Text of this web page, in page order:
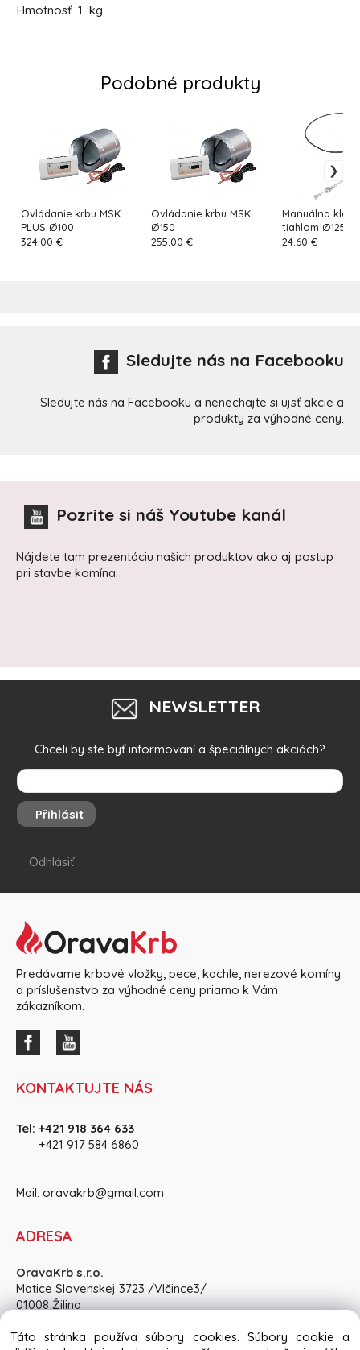
Hmotnosť 1 kg
Podobné produkty
Ovládanie krbu MSK
PLUS Ø100
324.00 €
Ovládanie krbu MSK
Ø150
255.00 €
Manuálna
tiahlom Ø125
24.60 €
Sledujte nás na Facebooku
Sledujte nás na Facebooku a nenechajte si ujsť akcie a
produkty za výhodné ceny.
Pozrite si náš Youtube kanál
Nájdete tam prezentáciu našich produktov ako aj postup
pri stavbe komína.
NEWSLETTER
Chceli by ste byť informovaní a špeciálnych akciách?
Přihlásit
Odhlásiť
Predávame krbové vložky, pece, kachle, nerezové komíny
a príslušenstvo za výhodné ceny priamo k Vám
zákazníkom.
KONTAKTUJTE NÁS
Tel: +421 918 364 633
+421 917 584 6860
Mail: oravakrb@gmail.com
ADRESA
OravaKrb s.r.o.
Matice Slovenskej 3723 /Vlčince3/
01008 Žilina
Pon-Pia: 8:30 - 15:00, So: po dohode
Táto stránka používa súbory cookies. Súbory cookie a